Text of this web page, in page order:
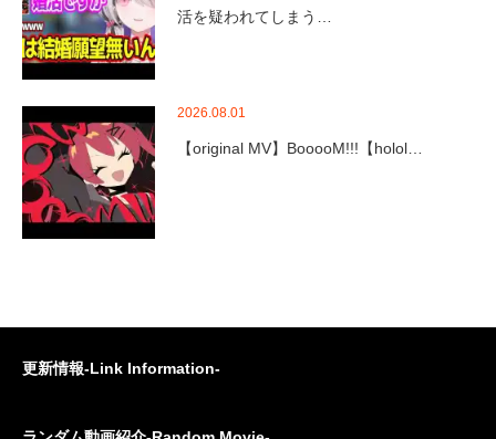
活を疑われてしまう…
2026.08.01
【original MV】BooooM!!!【holol…
更新情報-Link Information-